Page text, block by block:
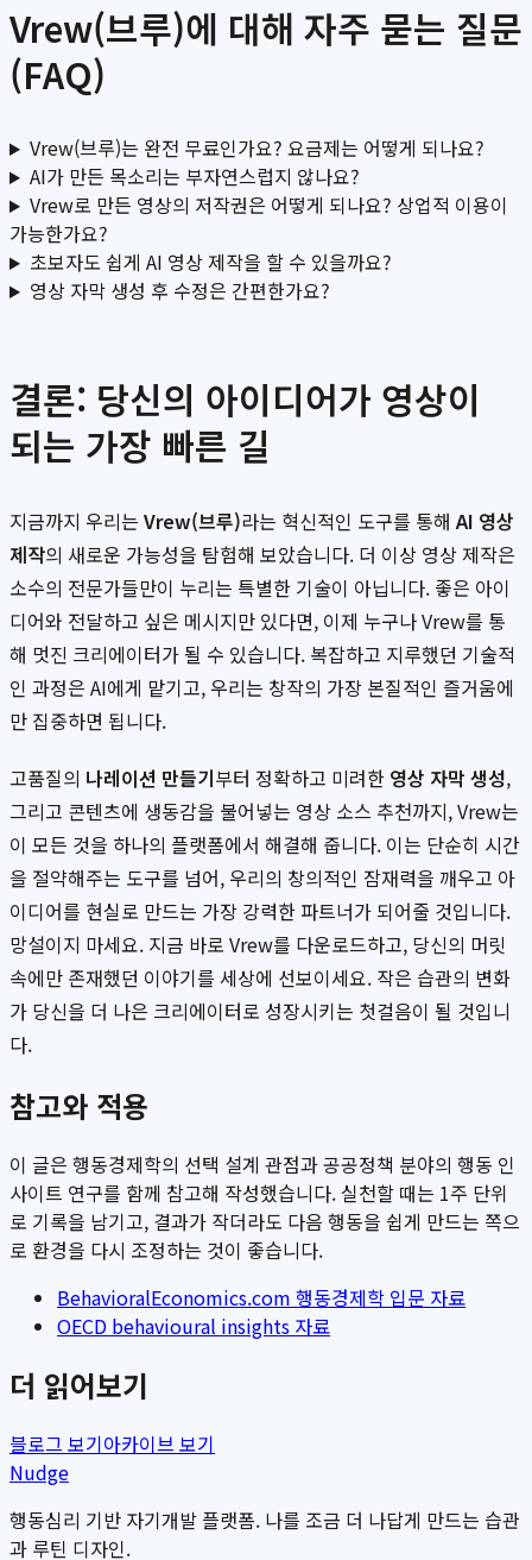
Vrew(브루)에 대해 자주 묻는 질문
(FAQ)
Vrew(브루)는 완전 무료인가요? 요금제는 어떻게 되나요?
AI가 만든 목소리는 부자연스럽지 않나요?
Vrew로 만든 영상의 저작권은 어떻게 되나요? 상업적 이용이
가능한가요?
초보자도 쉽게 AI 영상 제작을 할 수 있을까요?
영상 자막 생성 후 수정은 간편한가요?
결론: 당신의 아이디어가 영상이
되는 가장 빠른 길
지금까지 우리는 Vrew(브루)라는 혁신적인 도구를 통해AI 영상
제작의 새로운 가능성을 탐험해 보았습니다. 더 이상 영상 제작은
소수의 전문가들만이 누리는 특별한 기술이 아닙니다. 좋은 아이
디어와 전달하고 싶은 메시지만 있다면, 이제 누구나 Vrew를 통
해 멋진 크리에이터가 될 수 있습니다. 복잡하고 지루했던 기술적
인 과정은 AI에게 맡기고, 우리는 창작의 가장 본질적인 즐거움에
만 집중하면 됩니다.
고품질의 나레이션 만들기부터 정확하고 미려한 영상 자막 생성,
그리고 콘텐츠에 생동감을 불어넣는 영상 소스 추천까지, Vrew는
이 모든 것을 하나의 플랫폼에서 해결해 줍니다. 이는 단순히 시간
을 절약해주는 도구를 넘어, 우리의 창의적인 잠재력을 깨우고 아
이디어를 현실로 만드는 가장 강력한 파트너가 되어줄 것입니다.
망설이지 마세요. 지금 바로 Vrew를 다운로드하고, 당신의 머릿
속에만 존재했던 이야기를 세상에 선보이세요. 작은 습관의 변화
가 당신을 더 나은 크리에이터로 성장시키는 첫걸음이 될 것입니
다.
참고와 적용
이 글은 행동경제학의 선택 설계 관점과 공공정책 분야의 행동 인
사이트 연구를 함께 참고해 작성했습니다. 실천할 때는 1주 단위
로 기록을 남기고, 결과가 작더라도 다음 행동을 쉽게 만드는 쪽으
로 환경을 다시 조정하는 것이 좋습니다.
BehavioralEconomics.com 행동경제학 입문 자료
OECD behavioural insights 자료
더 읽어보기
블로그 보기아카이브 보기
Nudge
행동심리 기반 자기개발 플랫폼. 나를 조금 더 나답게 만드는 습관
과 루틴 디자인.